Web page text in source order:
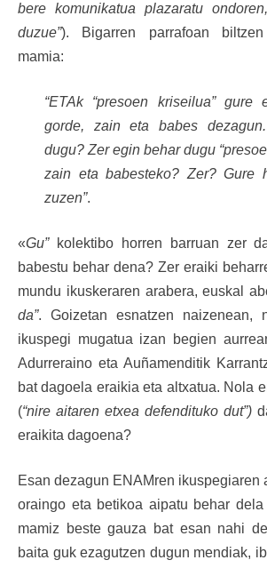
bere komunikatua plazaratu
duzue”). Bigarren parrafoan
mamia:
“ETAk “presoen kriseilua” gure
gorde, zain eta babes
dugu? Zer egin behar dugu
zain eta babesteko? Zer? Gure
zuzen”.
«Gu”kolektibo horren barruan zer
babestu behar dena? Zer eraiki
mundu ikuskeraren arabera, euskal
da”. Goizetan esnatzen naizenean,
ikuspegi mugatua izan begien
Adurreraino eta Auñamenditik
bat dagoela eraikia eta altxatua. Nola
(“nire aitaren etxea defendituko dut”)
eraikita dagoena?
Esan dezagun ENAMren ikuspegiaren
oraingo eta betikoa aipatu behar
mamiz beste gauza bat esan nahi
baita guk ezagutzen dugun mendiak,